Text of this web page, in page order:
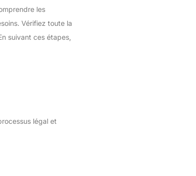
les
Vérifiez toute la
suivant ces étapes,
légal et